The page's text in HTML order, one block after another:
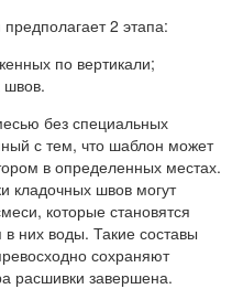
2 этапа:
по вертикали;
швов.
без специальных
с тем, что шаблон может
в определенных местах.
кладочных швов могут
которые становятся
них воды. Такие составы
сохраняют
расшивки завершена.